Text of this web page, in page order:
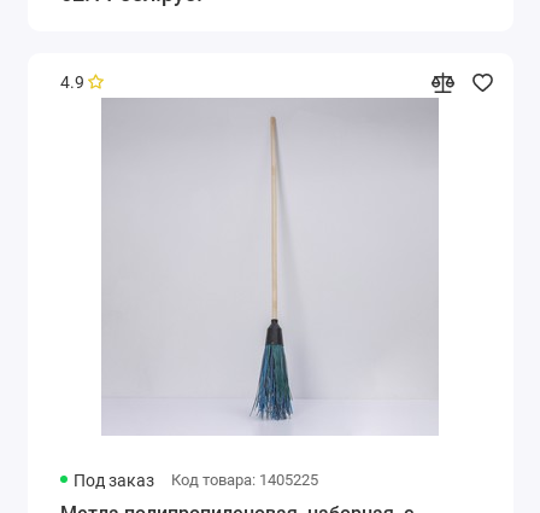
4.9
Под заказ Код товара: 1405225